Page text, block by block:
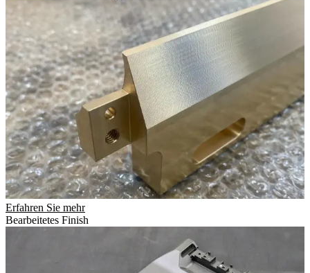
Erfahren Sie mehr
Bearbeitetes Finish